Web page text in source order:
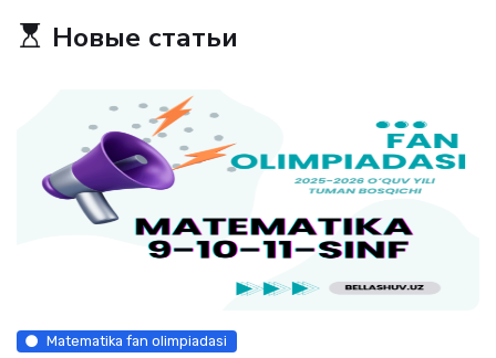
Новые статьи
Matematika fan olimpiadasi